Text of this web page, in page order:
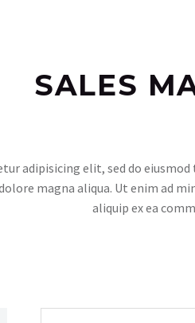
SALES
adipisicing elit, sed do
magna aliqua. Ut enim ad
aliquip ex ea